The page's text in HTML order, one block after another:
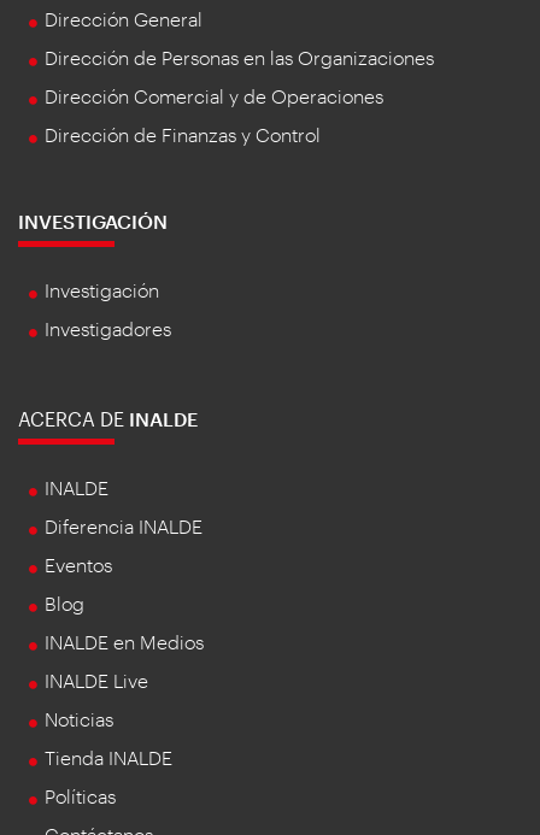
Dirección General
Dirección de Personas en las Organizaciones
Dirección Comercial y de Operaciones
Dirección de Finanzas y Control
INVESTIGACIÓN
Investigación
Investigadores
ACERCA DE INALDE
INALDE
Diferencia INALDE
Eventos
Blog
INALDE en Medios
INALDE Live
Noticias
Tienda INALDE
Políticas